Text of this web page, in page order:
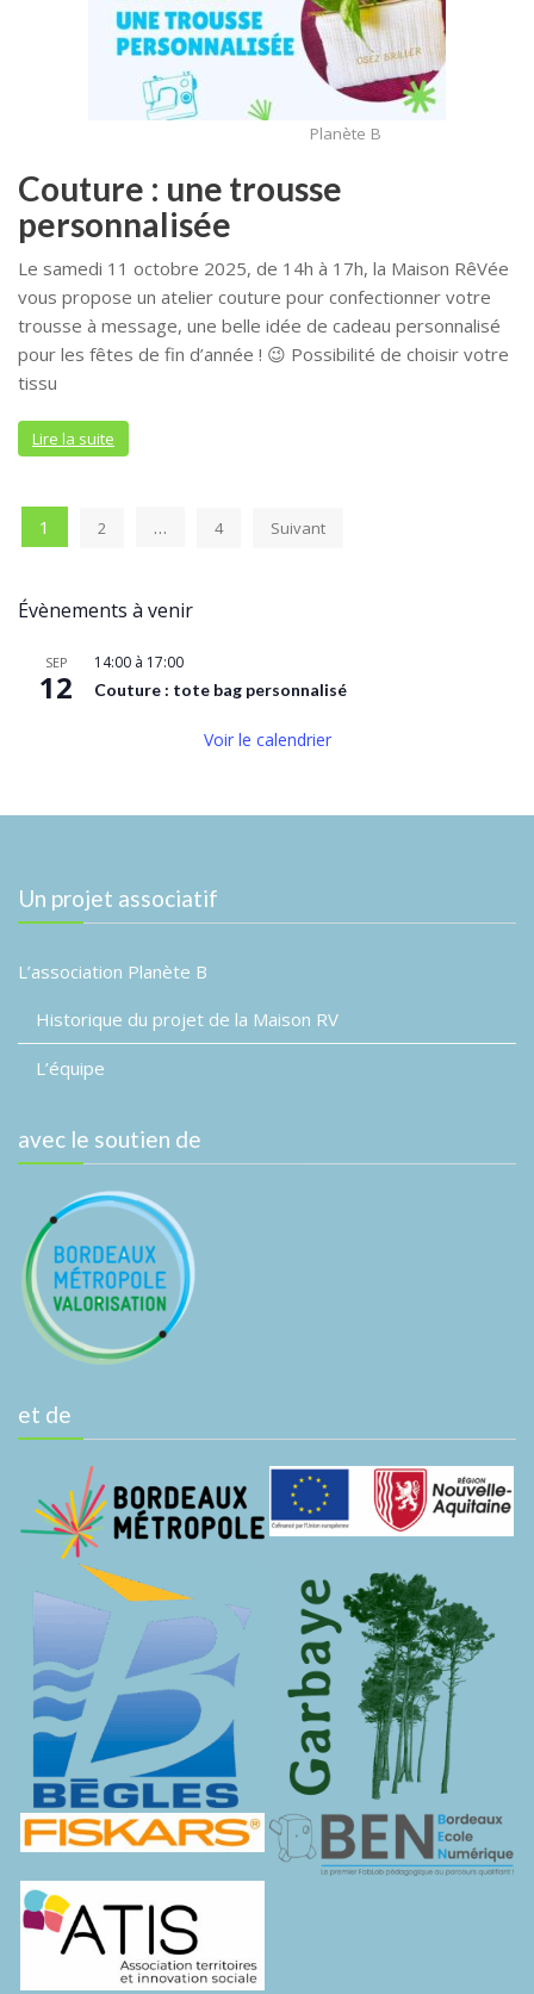
Planète B
Couture : une trousse
personnalisée
Le samedi 11 octobre 2025, de 14h à 17h, la Maison RêVée
vous propose un atelier couture pour confectionner votre
trousse à message, une belle idée de cadeau personnalisé
pour les fêtes de fin d’année ! 😉 Possibilité de choisir votre
tissu
Lire la suite
Pagination
des
publications
1 2 … 4 Suivant
Évènements à venir
SEP
12
14:00 à 17:00
Couture : tote bag personnalisé
Voir le calendrier
Un projet associatif
L’association Planète B
Historique du projet de la Maison RV
L’équipe
avec le soutien de
et de